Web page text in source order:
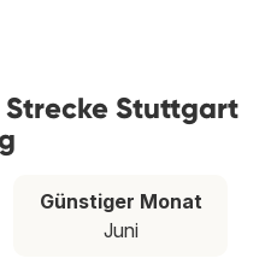
Stuttgart
Günstiger Monat
Juni